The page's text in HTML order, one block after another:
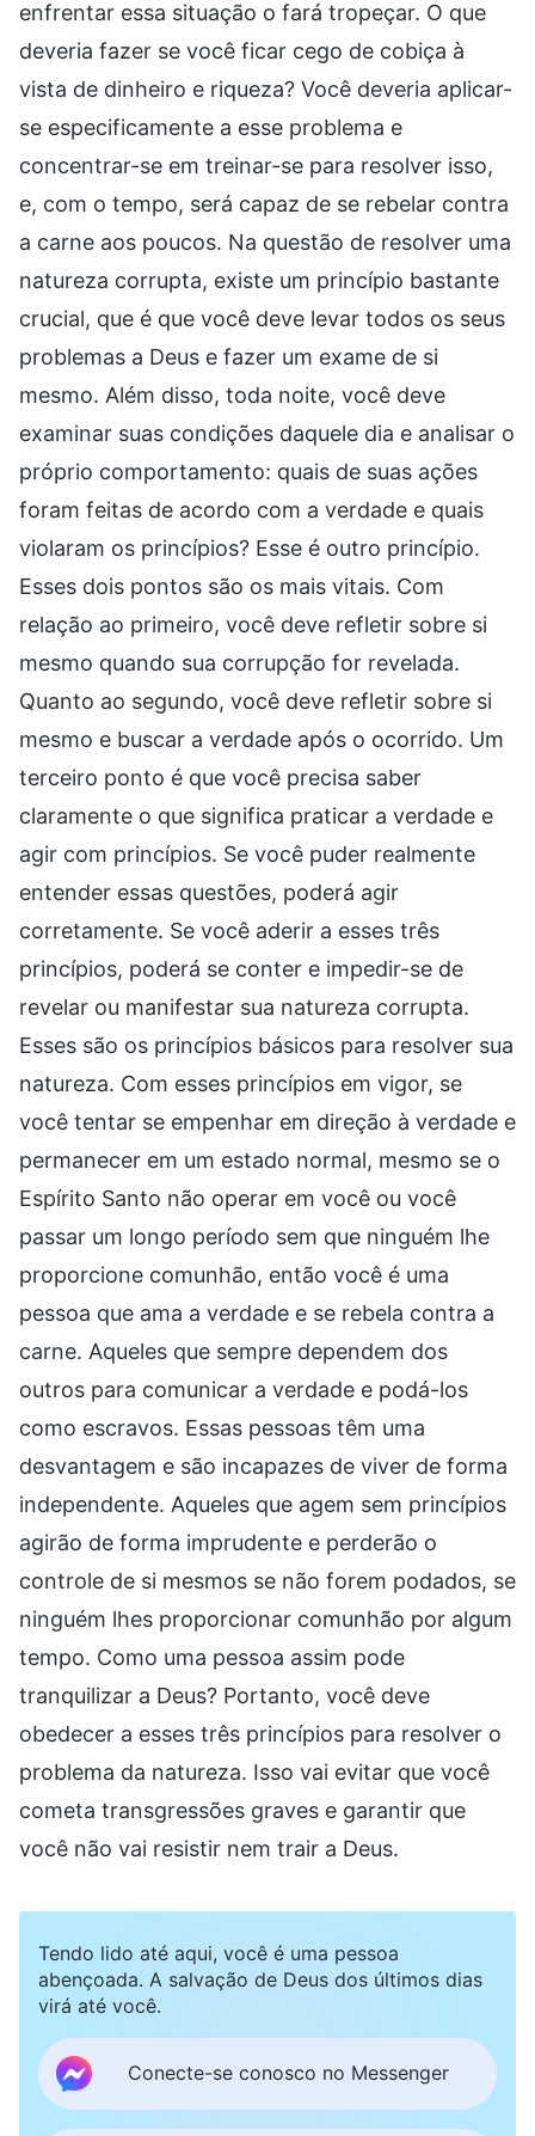
enfrentar essa situação o fará tropeçar. O que
deveria fazer se você ficar cego de cobiça à
vista de dinheiro e riqueza? Você deveria aplicar-
se especificamente a esse problema e
concentrar-se em treinar-se para resolver isso,
e, com o tempo, será capaz de se rebelar contra
a carne aos poucos. Na questão de resolver uma
natureza corrupta, existe um princípio bastante
crucial, que é que você deve levar todos os seus
problemas a Deus e fazer um exame de si
mesmo. Além disso, toda noite, você deve
examinar suas condições daquele dia e analisar o
próprio comportamento: quais de suas ações
foram feitas de acordo com a verdade e quais
violaram os princípios? Esse é outro princípio.
Esses dois pontos são os mais vitais. Com
relação ao primeiro, você deve refletir sobre si
mesmo quando sua corrupção for revelada.
Quanto ao segundo, você deve refletir sobre si
mesmo e buscar a verdade após o ocorrido. Um
terceiro ponto é que você precisa saber
claramente o que significa praticar a verdade e
agir com princípios. Se você puder realmente
entender essas questões, poderá agir
corretamente. Se você aderir a esses três
princípios, poderá se conter e impedir-se de
revelar ou manifestar sua natureza corrupta.
Esses são os princípios básicos para resolver sua
natureza. Com esses princípios em vigor, se
você tentar se empenhar em direção à verdade e
permanecer em um estado normal, mesmo se o
Espírito Santo não operar em você ou você
passar um longo período sem que ninguém lhe
proporcione comunhão, então você é uma
pessoa que ama a verdade e se rebela contra a
carne. Aqueles que sempre dependem dos
outros para comunicar a verdade e podá-los
como escravos. Essas pessoas têm uma
desvantagem e são incapazes de viver de forma
independente. Aqueles que agem sem princípios
agirão de forma imprudente e perderão o
controle de si mesmos se não forem podados, se
ninguém lhes proporcionar comunhão por algum
tempo. Como uma pessoa assim pode
tranquilizar a Deus? Portanto, você deve
obedecer a esses três princípios para resolver o
problema da natureza. Isso vai evitar que você
cometa transgressões graves e garantir que
você não vai resistir nem trair a Deus.
Tendo lido até aqui, você é uma pessoa
abençoada. A salvação de Deus dos últimos dias
virá até você.
Conecte-se conosco no Messenger